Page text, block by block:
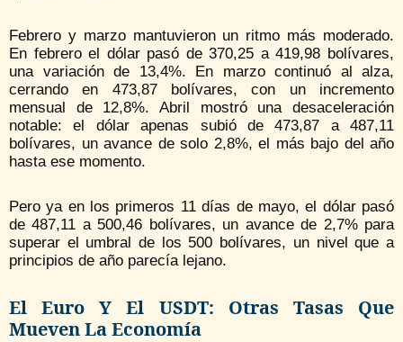
Febrero y marzo mantuvieron un ritmo más moderado.
En febrero el dólar pasó de 370,25 a 419,98 bolívares,
una variación de 13,4%. En marzo continuó al alza,
cerrando en 473,87 bolívares, con un incremento
mensual de 12,8%. Abril mostró una desaceleración
notable: el dólar apenas subió de 473,87 a 487,11
bolívares, un avance de solo 2,8%, el más bajo del año
hasta ese momento.
Pero ya en los primeros 11 días de mayo, el dólar pasó
de 487,11 a 500,46 bolívares, un avance de 2,7% para
superar el umbral de los 500 bolívares, un nivel que a
principios de año parecía lejano.
El Euro Y El USDT: Otras Tasas Que
Mueven La Economía